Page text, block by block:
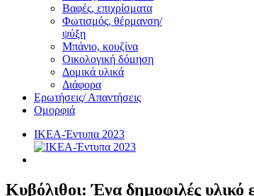
Βαφές, επιχρίσματα
Φωτισμός, θέρμανση/
ψύξη
Μπάνιο, κουζίνα
Οικολογική δόμηση
Δομικά υλικά
Διάφορα
Ερωτήσεις/ Απαντήσεις
Ομορφιά
ΙΚΕΑ-Έντυπα 2023
Κυβόλιθοι: Ένα δημοφιλές